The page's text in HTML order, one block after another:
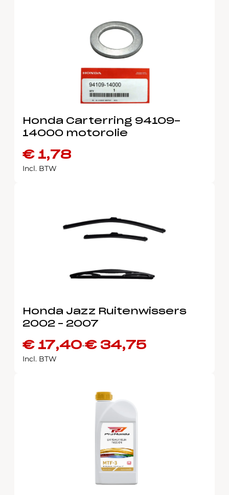
Honda Carterring 94109-
14000 motorolie
€1,78
Incl. BTW
Honda Jazz Ruitenwissers
2002 – 2007
€17,40-€34,75
Prijsklasse:
€ 17,40
Incl. BTW